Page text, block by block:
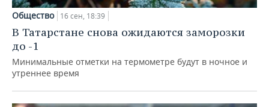
Общество 16 сен, 18:39
В Татарстане снова ожидаются заморозки
до -1
Минимальные отметки на термометре будут в ночное и
утреннее время